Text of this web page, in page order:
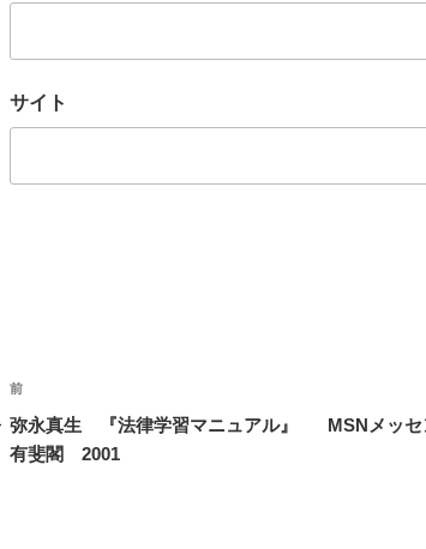
サイト
投
稿
ナ
前
の
投
前
弥永真生 『法律学習マニュアル』
有斐閣 2001
MSNメッ